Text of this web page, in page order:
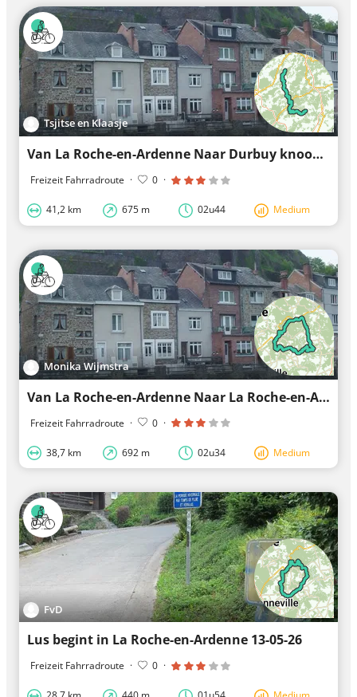
Tsjitse en Klaasje
Van La Roche-en-Ardenne Naar Durbuy knooppunten
Freizeit Fahrradroute · 0 ·
41,2 km 675 m 02u44 Medium
Monika Wijmstra
Van La Roche-en-Ardenne Naar La Roche-en-Ardenne
Freizeit Fahrradroute · 0 ·
38,7 km 692 m 02u34 Medium
FvD
Lus begint in La Roche-en-Ardenne 13-05-26
Freizeit Fahrradroute · 0 ·